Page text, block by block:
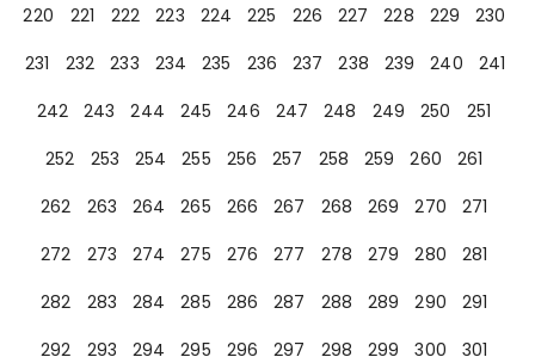
220
221 222 223 224 225 226 227 228 229
230
231
232 233 234 235 236 237 238 239 240
241
242
243 244 245 246 247 248 249 250
251
252
253 254 255 256 257 258 259 260
261
262
263 264 265 266 267 268 269 270
271
272
273 274 275 276 277 278 279 280
281
282
283 284 285 286 287 288 289 290
291
292
293 294 295 296 297 298 299 300 301